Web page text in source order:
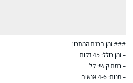
### זמן הכנת המתכון
– זמן כולל: 45 דקות
– רמת קושי: קל
– מנות: 4-6 אנשים